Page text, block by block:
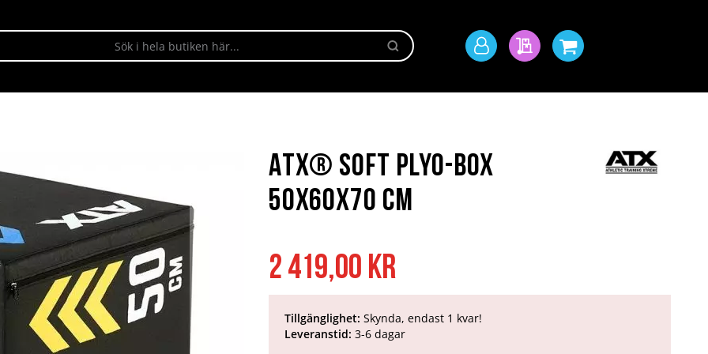
Sök
Mitt
Min offertMin kundvagn
2 419,00 kr
Tillgänglighet: Skynda, endast 1 kvar!
Leveranstid: 3-6 dagar
ATX® Soft Plyo-Box
50x60x70 cm